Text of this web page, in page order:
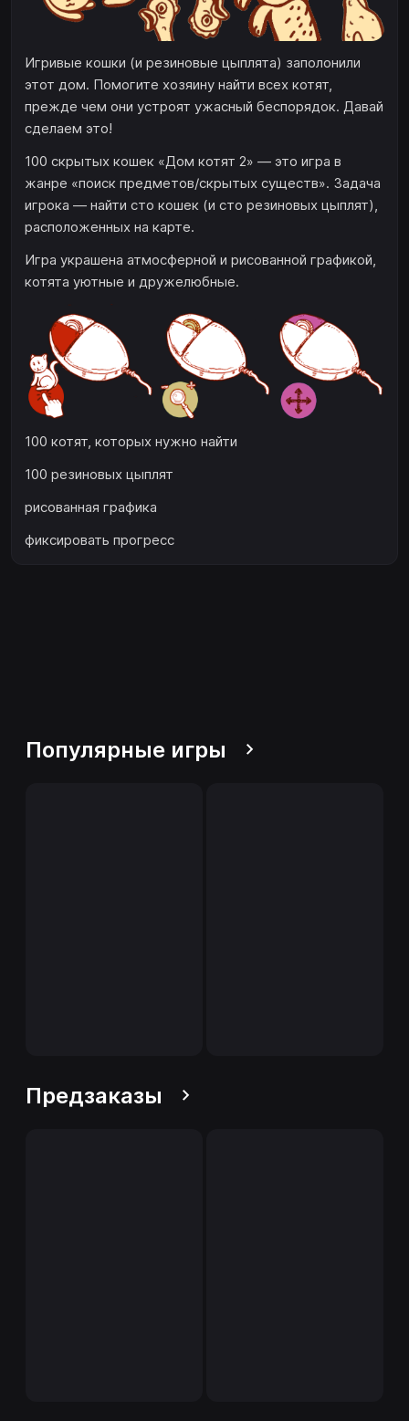
Игривые кошки (и резиновые цыплята) заполонили
этот дом. Помогите хозяину найти всех котят,
прежде чем они устроят ужасный беспорядок. Давай
сделаем это!
100 скрытых кошек «Дом котят 2» — это игра в
жанре «поиск предметов/скрытых существ». Задача
игрока — найти сто кошек (и сто резиновых цыплят),
расположенных на карте.
Игра украшена атмосферной и рисованной графикой,
котята уютные и дружелюбные.
100 котят, которых нужно найти
100 резиновых цыплят
рисованная графика
фиксировать прогресс
Популярные игры
Предзаказы